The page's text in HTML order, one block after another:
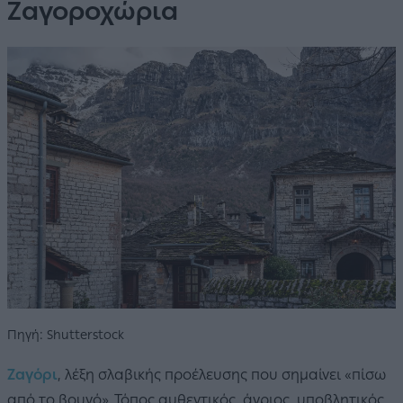
Ζαγοροχώρια
Πηγή: Shutterstock
Ζαγόρι, λέξη σλαβικής προέλευσης που σημαίνει «πίσω
από το βουνό». Τόπος αυθεντικός, άγριος, υποβλητικός.